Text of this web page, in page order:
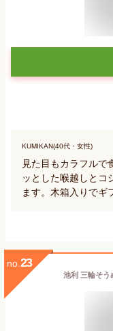
KUMIKAN(40代・女性)
見た目もカラフルで
ッとした喉越しとコ
ます。木箱入りでギ
no. 23
池利 三輪そう